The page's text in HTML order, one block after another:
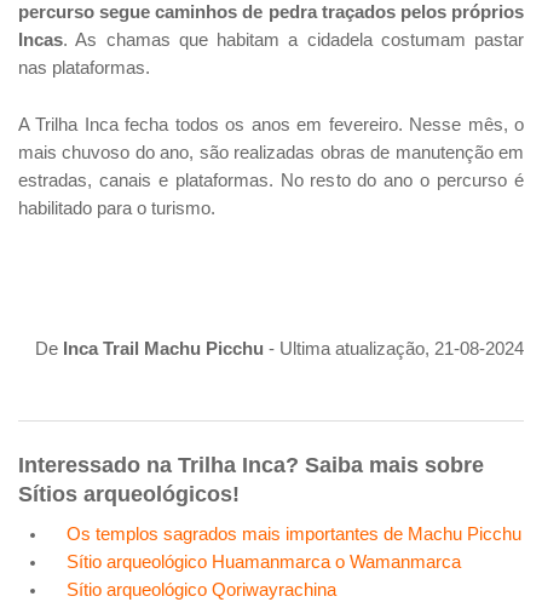
percurso segue caminhos de pedra traçados pelos próprios
Incas. As chamas que habitam a cidadela costumam pastar
nas plataformas.
A Trilha Inca fecha todos os anos em fevereiro. Nesse mês, o
mais chuvoso do ano, são realizadas obras de manutenção em
estradas, canais e plataformas. No resto do ano o percurso é
habilitado para o turismo.
De Inca Trail Machu Picchu - Ultima atualização, 21-08-2024
Interessado na Trilha Inca? Saiba mais sobre
Sítios arqueológicos!
Os templos sagrados mais importantes de Machu Picchu
Sítio arqueológico Huamanmarca o Wamanmarca
Sítio arqueológico Qoriwayrachina